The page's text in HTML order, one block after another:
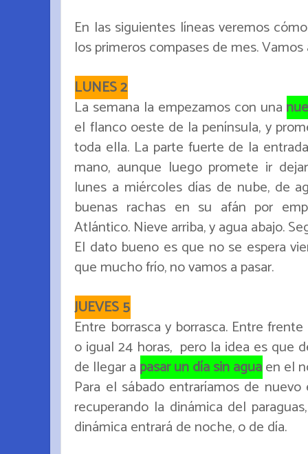
En las siguientes líneas veremos
los primeros compases de mes. Vamos
LUNES 2
La semana la empezamos con una
el flanco oeste de la península, y
toda ella. La parte fuerte de la
mano, aunque luego promete ir
lunes a miércoles días de nube, de
buenas rachas en su afán por
Atlántico. Nieve arriba, y agua abajo.
El dato bueno es que no se espera
que mucho frío, no vamos a pasar.
JUEVES 5
Entre borrasca y borrasca. Entre
o igual 24 horas, pero la idea es que
de llegar a pasar un día sin aguaen el
Para el sábado entraríamos de
recuperando la dinámica del
dinámica entrará de noche, o de día.